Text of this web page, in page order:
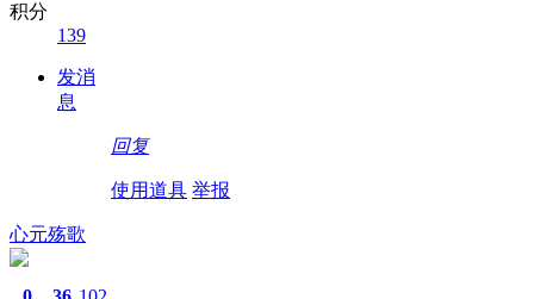
积分
139
发消
息
回复
使用道具 举报
心元殇歌